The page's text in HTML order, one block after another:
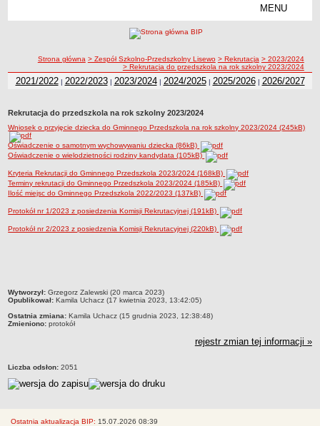
MENU
ZESPÓŁ SZKOLNO-PRZEDSZKOLNY LISEWO
Dane teleadresowe
Dyrekcja
Regulaminy
Uchwały Rady Pedagogicznej
Kontrole Zewnętrzne
Dokumenty wewnętrzne
Zamówieia publiczne
Oferty pracy
Oświadczenie majątkowe
RODO
ścieżka nawigacji
Strona główna > Zespół Szkolno-Przedszkolny Lisewo > Rekrutacja > 2023/2024
> Rekrutacja do przedszkola na rok szkolny 2023/2024
2021/2022| 2022/2023| 2023/2024| 2024/2025| 2025/2026| 2026/2027
Rekrutacja do przedszkola na rok szkolny 2023/2024
Wniosek o przyjęcie dziecka do Gminnego Przedszkola na rok szkolny 2023/2024 (245kB)
Oświadczenie o samotnym wychowywaniu dziecka (86kB)
Oświadczenie o wielodzietności rodziny kandydata (105kB)
Kryteria Rekrutacji do Gminnego Przedszkola 2023/2024 (168kB)
Terminy rekrutacji do Gminnego Przedszkola 2023/2024 (185kB)
Ilość miejsc do Gminnego Przedszkola 2022/2023 (137kB)
Protokół nr 1/2023 z posiedzenia Komisji Rekrutacyjnej (191kB)
Protokół nr 2/2023 z posiedzenia Komisji Rekrutacyjnej (220kB)
metryczka
Wytworzył: Grzegorz Zalewski (20 marca 2023)
Opublikował: Kamila Uchacz (17 kwietnia 2023, 13:42:05)
Ostatnia zmiana: Kamila Uchacz (15 grudnia 2023, 12:38:48)
Zmieniono: protokół
rejestr zmian tej informacji »
Liczba odsłon: 2051
Ostatnia aktualizacja BIP: 15.07.2026 08:39